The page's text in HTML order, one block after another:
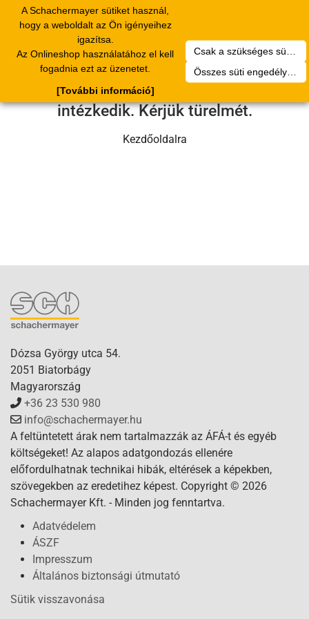
A Schachermayer sütiket használ,
hogy a weboldalt az Ön igényeihez
igazítsa.
Az Onlineshop használatához el kell
fogadnia ezt az üzenetet.
Összes süti engedélyezése
[További információ]
navigation
Sajnos technikai hiba történt.
Szervizcsapatunk hamarosan
intézkedik. Kérjük türelmét.
Kezdőoldalra
Dózsa György utca 54.
2051 Biatorbágy
Magyarország
+36 23 530 980
info@schachermayer.hu
A feltüntetett árak nem tartalmazzák az ÁFÁ-t és egyéb
költségeket! Az alapos adatgondozás ellenére
előfordulhatnak technikai hibák, eltérések a képekben,
szövegekben az eredetihez képest. Copyright © 2026
Schachermayer Kft. - Minden jog fenntartva.
Adatvédelem
ÁSZF
Impresszum
Általános biztonsági útmutató
Sütik visszavonása